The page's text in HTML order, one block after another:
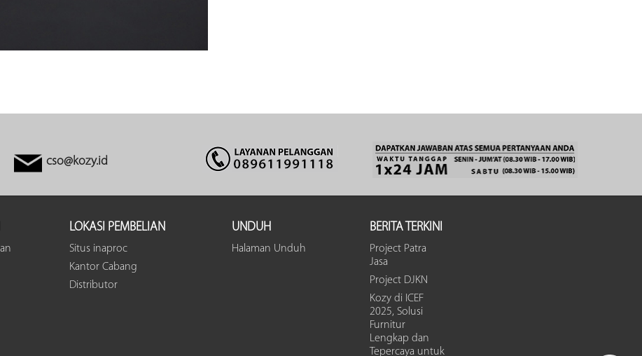
cso@kozy.id
LOKASI PEMBELIAN
Situs inaproc
Kantor Cabang
Distributor
UNDUH
Halaman Unduh
BERITA TERKINI
Project Patra
Jasa
Project DJKN
Kozy di ICEF
2025, Solusi
Furnitur
Lengkap dan
Tepercaya untuk